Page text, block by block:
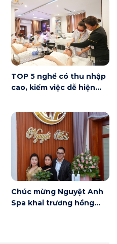
TOP 5 nghề có thu nhập
cao, kiếm việc dễ hiện
Chúc mừng Nguyệt Anh
Spa khai trương hồng